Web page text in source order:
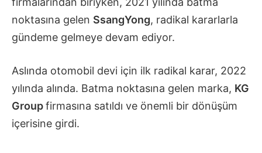
noktasına gelen SsangYong, radikal kararlarla
gündeme gelmeye devam ediyor.
Aslında otomobil devi için ilk radikal karar, 2022
yılında alında. Batma noktasına gelen marka, KG
Groupfirmasına satıldı ve önemli bir dönüşüm
içerisine girdi.